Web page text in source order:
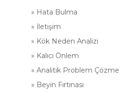
» Hata Bulma
» İletişim
» Kök Neden Analizi
» Kalıcı Önlem
» Analitik Problem Çözme
» Beyin Fırtınası